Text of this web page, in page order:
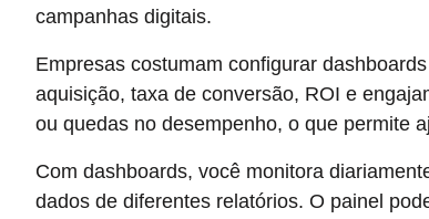
campanhas digitais.
Empresas costumam configurar
aquisição, taxa de conversão, ROI e
ou quedas no desempenho, o que permite
Com dashboards, você monitora
dados de diferentes relatórios. O painel